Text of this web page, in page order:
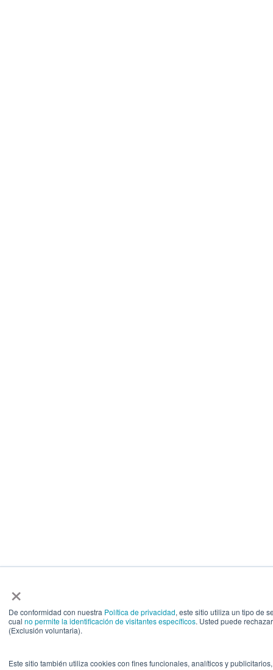
×
De conformidad con nuestra Política de privacidad, este sitio utiliza un tipo de
cual no permite la identificación de visitantes específicos. Usted puede
(Exclusión voluntaria).
Este sitio también utiliza cookies con fines funcionales, analíticos y